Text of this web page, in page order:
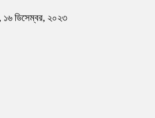
১৬ ডিসেম্বর, ২০২৩